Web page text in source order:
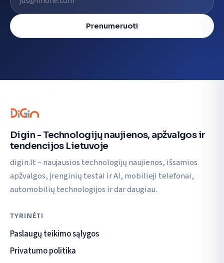
Prenumeruoti
Digin - Technologijų naujienos, apžvalgos ir
tendencijos Lietuvoje
digin.lt – naujausios technologijų naujienos, išsamios
apžvalgos, įrenginių testai ir AI, mobilieji telefonai,
automobilių technologijos ir dar daugiau.
TYRINĖTI
Paslaugų teikimo sąlygos
Privatumo politika